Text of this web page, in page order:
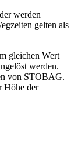
werden
gelten als
gleichen Wert
werden.
von STOBAG.
Höhe der